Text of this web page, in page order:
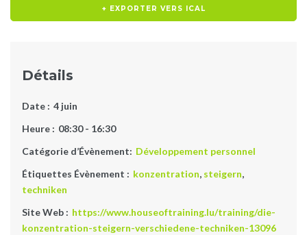
+ EXPORTER VERS ICAL
Détails
Date : 4 juin
Heure : 08:30 - 16:30
Catégorie d’Évènement: Développement personnel
Étiquettes Évènement : konzentration, steigern,
techniken
Site Web : https://www.houseoftraining.lu/training/die-
konzentration-steigern-verschiedene-techniken-13096